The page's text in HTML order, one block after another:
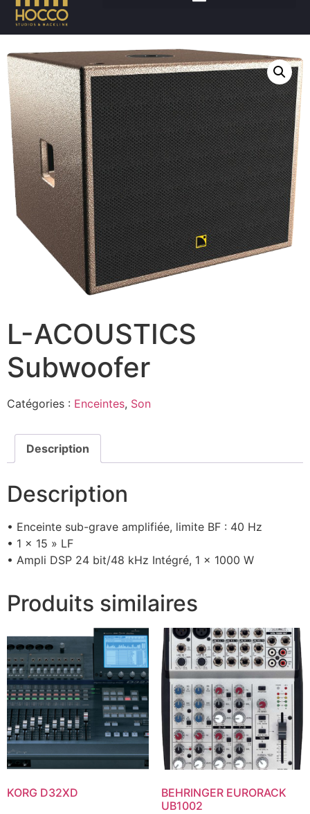
Accueil/Son
L-ACOUSTICS
Subwoofer
Catégories : Enceintes, Son
Description
Description
• Enceinte sub-grave amplifiée, limite BF : 40 Hz
• 1 x 15 » LF
• Ampli DSP 24 bit/48 kHz Intégré, 1 x 1000 W
Produits similaires
KORG D32XD
BEHRINGER EURORACK
UB1002